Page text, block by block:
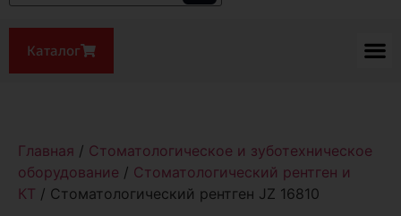
Каталог
Главная / Стоматологическое и зуботехническое
оборудование / Стоматологический рентген и
КТ / Стоматологический рентген JZ 16810